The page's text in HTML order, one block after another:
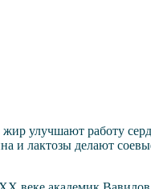
улучшают работу
и лактозы делают